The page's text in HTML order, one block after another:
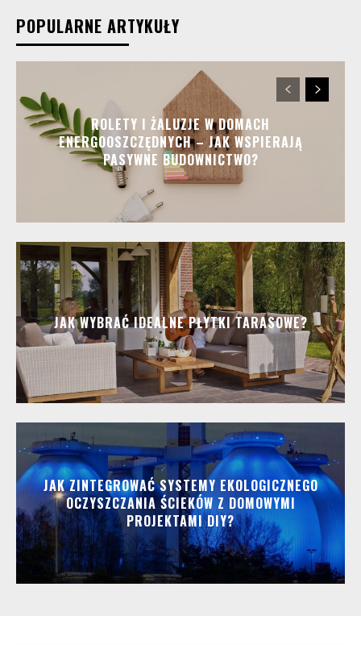
POPULARNE ARTYKUŁY
ROLETY I ŻALUZJE W DOMACH
ENERGOOSZCZĘDNYCH – JAK WSPIERAJĄ
PASYWNE BUDOWNICTWO?
JAK WYBRAĆ IDEALNE PŁYTKI TARASOWE?
JAK ZINTEGROWAĆ SYSTEMY EKOLOGICZNEGO
OCZYSZCZANIA ŚCIEKÓW Z DOMOWYMI
PROJEKTAMI DIY?